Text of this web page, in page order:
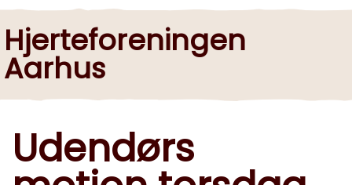
Hjerteforeningen
Aarhus
Udendørs